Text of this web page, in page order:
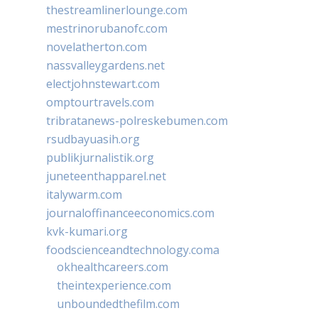
thestreamlinerlounge.com
mestrinorubanofc.com
novelatherton.com
nassvalleygardens.net
electjohnstewart.com
omptourtravels.com
tribratanews-polreskebumen.com
rsudbayuasih.org
publikjurnalistik.org
juneteenthapparel.net
italywarm.com
journaloffinanceeconomics.com
kvk-kumari.org
foodscienceandtechnology.coma
okhealthcareers.com
theintexperience.com
unboundedthefilm.com